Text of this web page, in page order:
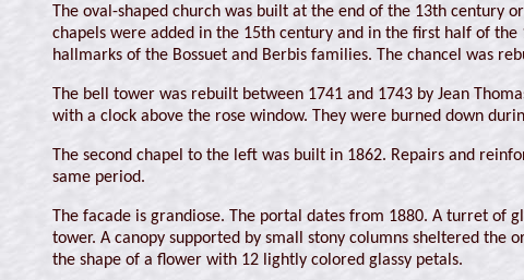
The oval-shaped church was built at the end of the 13th century
chapels were added in the 15th century and in the first half of
hallmarks of the Bossuet and Berbis families. The chancel was
The bell tower was rebuilt between 1741 and 1743 by Jean
with a clock above the rose window. They were burned down
The second chapel to the left was built in 1862. Repairs and
same period.
The facade is grandiose. The portal dates from 1880. A turret of
tower. A canopy supported by small stony columns sheltered
the shape of a flower with 12 lightly colored glassy petals.